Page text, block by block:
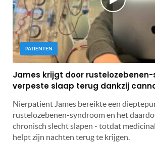
PATIËNTEN
James krijgt door
verpeste slaap terug dankzij
Nierpatiënt James bereikte een
rustelozebenen-syndroom en het
chronisch slecht slapen - totdat
helpt zijn nachten terug te krijgen.